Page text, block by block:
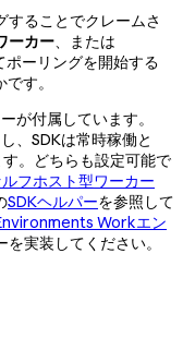
することでクレームさ
ーカー、または
ポーリングを開始する
す。
が付属しています。
、SDKは常時稼働と
。どちらも設定可能で
フホスト型ワーカー
SDKヘルパーを参照して
Workエン
実装してください。